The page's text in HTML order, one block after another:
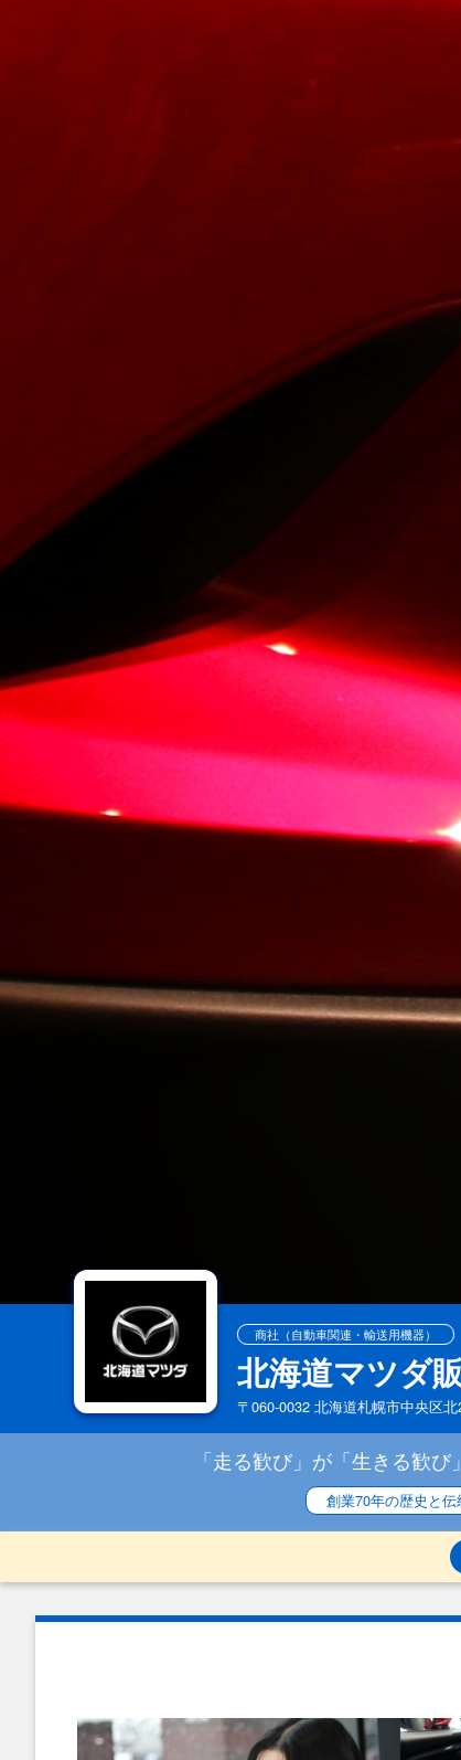
商社（自動車関連・輸送用機器）
北海道マツダ
〒060-0032 北海道札幌市中央区
「走る歓び」が「生きる歓
創業70年の歴史と伝